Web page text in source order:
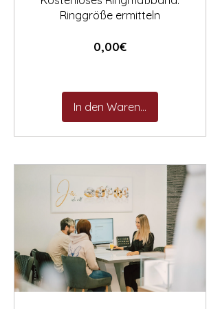
Ringgröße ermitteln
0,00€Preis
In den Warenkorb